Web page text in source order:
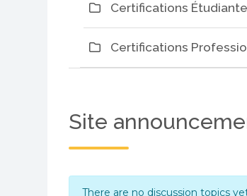
Certifications
Certifications
Site
There are no discussion topics